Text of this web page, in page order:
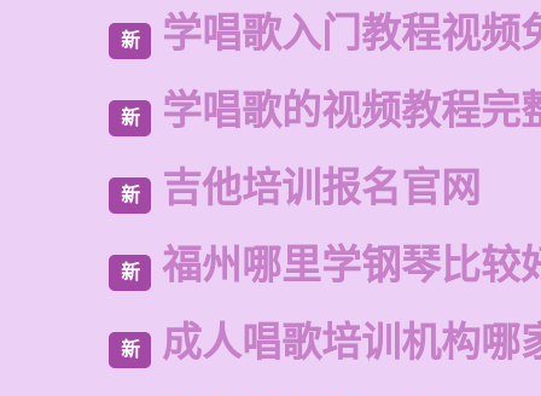
新 学唱歌入门教程视频
新 学唱歌的视频教程完
新 吉他培训报名官网
新 福州哪里学钢琴比较
新 成人唱歌培训机构哪